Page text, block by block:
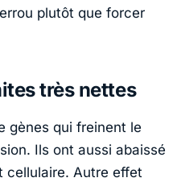
plutôt que forcer
très nettes
gènes qui freinent le
Ils ont aussi abaissé
cellulaire. Autre effet